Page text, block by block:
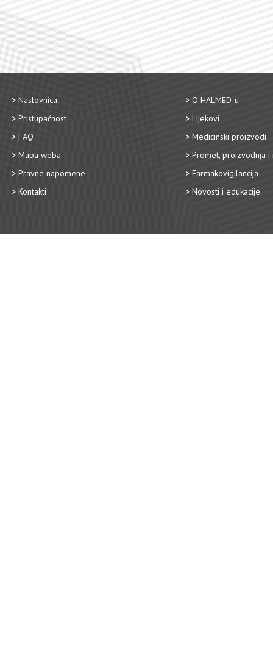
Naslovnica
Pristupačnost
FAQ
Mapa weba
Pravne napomene
Kontakti
O HALMED-u
Lijekovi
Medicinski proizvodi
Promet, proizvodnja i
Farmakovigilancija
Novosti i edukacije